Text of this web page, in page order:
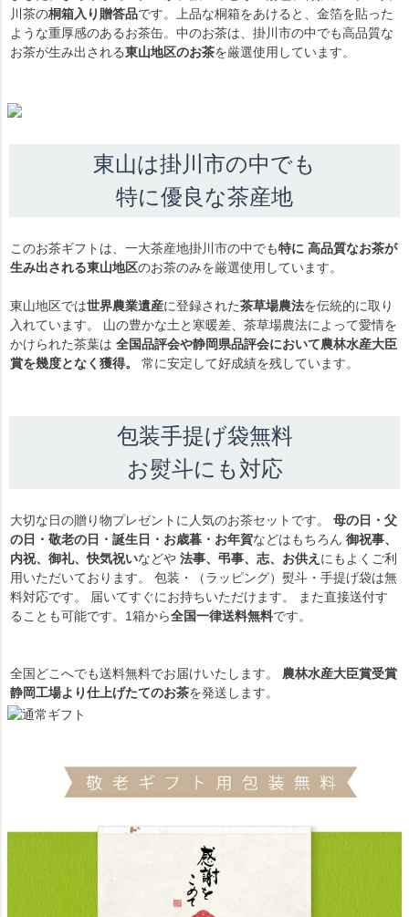
川茶の桐箱入り贈答品です。上品な桐箱をあけると、金箔を貼った
ような重厚感のあるお茶缶。中のお茶は、掛川市の中でも高品質な
お茶が生み出される東山地区のお茶を厳選使用しています。
東山は掛川市の中でも
特に優良な茶産地
このお茶ギフトは、一大茶産地掛川市の中でも特に 高品質なお茶が
生み出される東山地区のお茶のみを厳選使用しています。
東山地区では世界農業遺産に登録された茶草場農法を伝統的に取り
入れています。 山の豊かな土と寒暖差、茶草場農法によって愛情を
かけられた茶葉は 全国品評会や静岡県品評会において農林水産大臣
賞を幾度となく獲得。
常に安定して好成績を残しています。
包装手提げ袋無料
お熨斗にも対応
大切な日の贈り物プレゼントに人気のお茶セットです。 母の日・父
の日・敬老の日・誕生日・お歳暮・お年賀などはもちろん 御祝事、
内祝、御礼、快気祝いなどや 法事、弔事、志、お供え にもよくご利
用いただいております。 包装・（ラッピング）熨斗・手提げ袋は無
料対応です。 届いてすぐにお持ちいただけます。 また直接送付す
ることも可能です。1箱から全国一律送料無料です。
全国どこへでも送料無料でお届けいたします。 農林水産大臣賞受賞
静岡工場より仕上げたてのお茶を発送します。